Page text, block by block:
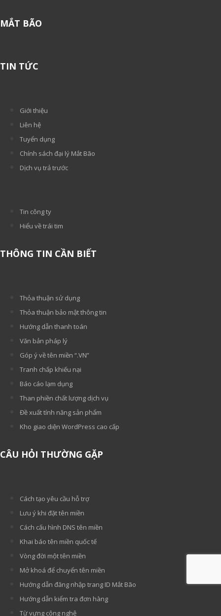
MẮT BÃO
TIN TỨC
Giới thiệu
Liên hệ
Tuyển dụng
Chính sách đại lý Mắt Bão
Dịch vụ trả trước
Tin công ty
Hiểu về trái tim
THÔNG TIN CẦN BIẾT
Thỏa thuận sử dụng
Thỏa thuận bảo mật thông tin
Hướng dẫn thanh toán
Văn bản pháp lý
Góp ý về tên miền “.VN”
Tranh chấp khiếu nại
Báo cáo lạm dụng
Than phiền chất lượng dịch vụ
Đề xuất tính năng sản phẩm
Kho giao diện WordPress cao cấp
CÂU HỎI THƯỜNG GẶP
Cách tạo yêu cầu hỗ trợ
Lưu ý khi đặt tên miền
Cách cấu hình DNS tên miền
Khai báo tên miền quốc tế
Vòng đời một tên miền
Mở khoá để chuyển tên miền
Hướng dẫn đăng nhập trang ID Mắt Bão
Hướng dẫn kiểm tra đơn hàng
Từ vựng công nghệ